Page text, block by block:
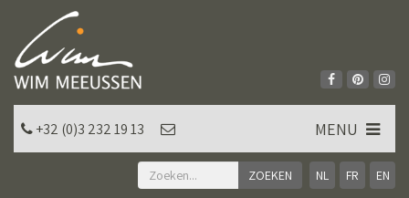
NL FR EN
+32 (0)3 232 19 13 MENU